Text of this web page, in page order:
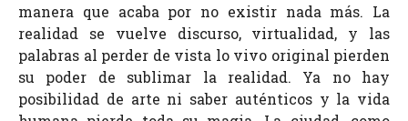
manera que acaba por no existir nada más. La
realidad se vuelve discurso, virtualidad, y las
palabras al perder de vista lo vivo original pierden
su poder de sublimar la realidad. Ya no hay
posibilidad de arte ni saber auténticos y la vida